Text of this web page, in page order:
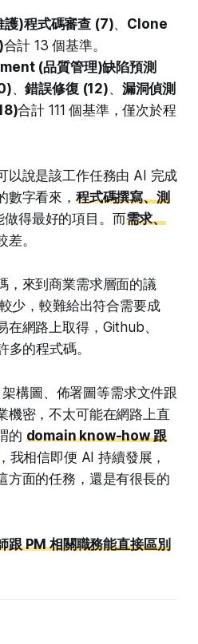
護)程式碼審查 (7)、 Clone
合計 13 個基準。
(品質管理)缺陷預測
、錯誤修復 (12)、 漏洞偵測
合計 111 個基準，僅次於程
以說是該工作任務由 AI 完成
數字看來， 程式碼撰寫、測
做得最好的項目。而需求、
。
，來到商業需求層面的議
少，較難給出符合需要成
網路上取得，Github、
的程式碼。
構圖、佈署圖等需求文件跟
機密，不太可能在網路上直
的 domain know-how 跟
我相信即便 AI 持續發展，
方面的任務，還是有很長的
跟 PM 相關職務能直接區別